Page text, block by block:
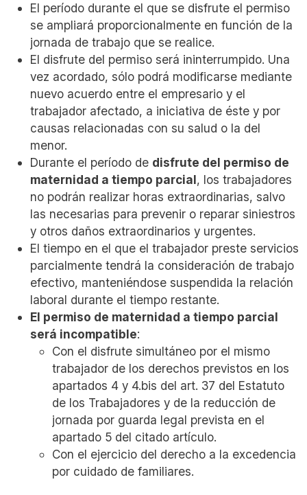
El período durante el que se disfrute el permiso
se ampliará proporcionalmente en función de la
jornada de trabajo que se realice.
El disfrute del permiso será ininterrumpido. Una
vez acordado, sólo podrá modificarse mediante
nuevo acuerdo entre el empresario y el
trabajador afectado, a iniciativa de éste y por
causas relacionadas con su salud o la del
menor.
Durante el período de disfrute del permiso de
maternidad a tiempo parcial, los trabajadores
no podrán realizar horas extraordinarias, salvo
las necesarias para prevenir o reparar siniestros
y otros daños extraordinarios y urgentes.
El tiempo en el que el trabajador preste servicios
parcialmente tendrá la consideración de trabajo
efectivo, manteniéndose suspendida la relación
laboral durante el tiempo restante.
El permiso de maternidad a tiempo parcial
será incompatible:
Con el disfrute simultáneo por el mismo
trabajador de los derechos previstos en los
apartados 4 y 4.bis del art. 37 del Estatuto
de los Trabajadores y de la reducción de
jornada por guarda legal prevista en el
apartado 5 del citado artículo.
Con el ejercicio del derecho a la excedencia
por cuidado de familiares.